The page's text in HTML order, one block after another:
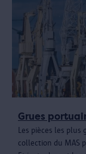
Grues
Les pièces les
collection du MAS